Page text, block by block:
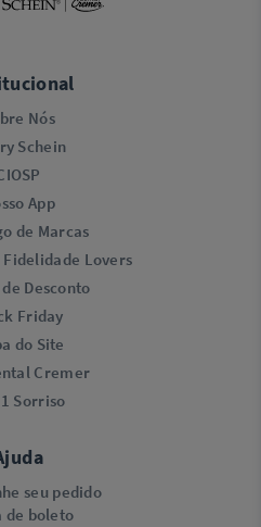
Nós
Schein
App
de Marcas
Lovers​
Desconto
Friday
do Site
Cremer
Sorriso
seu pedido
de boleto